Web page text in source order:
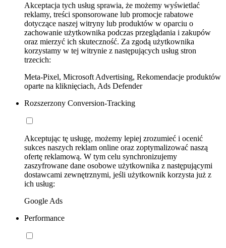
Akceptacja tych usług sprawia, że możemy wyświetlać
reklamy, treści sponsorowane lub promocje rabatowe
dotyczące naszej witryny lub produktów w oparciu o
zachowanie użytkownika podczas przeglądania i zakupów
oraz mierzyć ich skuteczność. Za zgodą użytkownika
korzystamy w tej witrynie z następujących usług stron
trzecich:
Meta-Pixel, Microsoft Advertising, Rekomendacje produktów
oparte na kliknięciach, Ads Defender
Rozszerzony Conversion-Tracking
Akceptując tę usługę, możemy lepiej zrozumieć i ocenić
sukces naszych reklam online oraz zoptymalizować naszą
ofertę reklamową. W tym celu synchronizujemy
zaszyfrowane dane osobowe użytkownika z następującymi
dostawcami zewnętrznymi, jeśli użytkownik korzysta już z
ich usług:
Google Ads
Performance